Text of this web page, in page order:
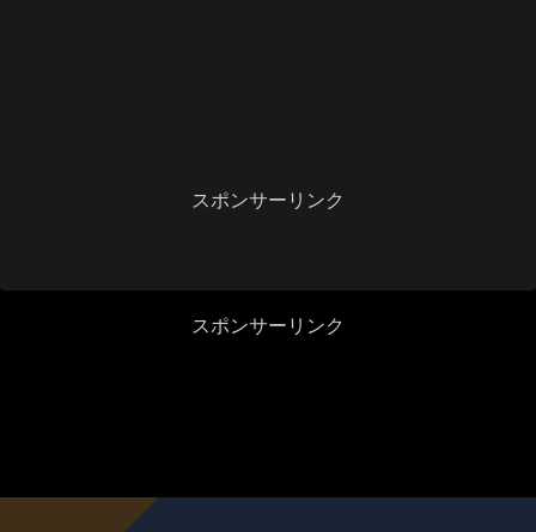
スポンサーリンク
スポンサーリンク